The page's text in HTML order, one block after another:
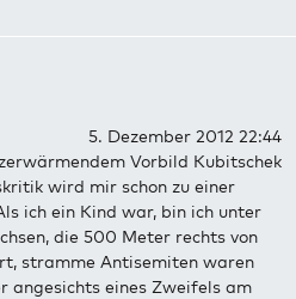
5. Dezember 2012 22:44
Vorbild Kubitschek
wird mir schon zu einer
ich ein Kind war, bin ich unter
die 500 Meter rechts von
stramme Antisemiten waren
angesichts eines Zweifels am